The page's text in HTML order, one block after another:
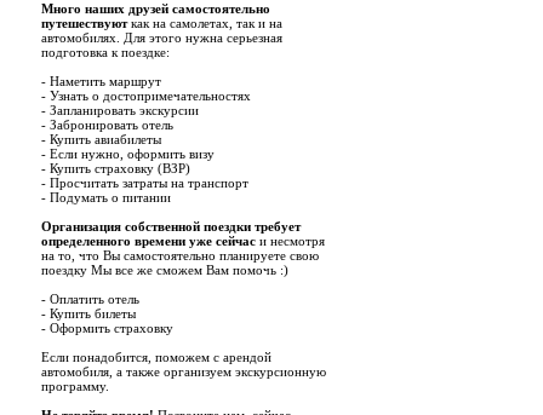
Много наших друзей самостоятельно
путешествуюткак на самолетах, так и на
автомобилях. Для этого нужна серьезная
подготовка к поездке:
- Наметить маршрут
- Узнать о достопримечательностях
- Запланировать экскурсии
- Забронировать отель
- Купить авиабилеты
- Если нужно, оформить визу
- Купить страховку (ВЗР)
- Просчитать затраты на транспорт
- Подумать о питании
Организация собственной поездки требует
определенного времени уже сейчас и несмотря
на то, что Вы самостоятельно планируете свою
поездку Мы все же сможем Вам помочь :)
- Оплатить отель
- Купить билеты
- Оформить страховку
Если понадобится, поможем с арендой
автомобиля, а также организуем экскурсионную
программу.